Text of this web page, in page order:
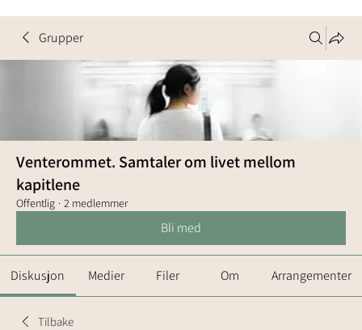
Grupper
Venterommet. Samtaler om livet mellom
kapitlene
Offentlig · 2 medlemmer
Bli med
Diskusjon Medier Filer Om Arrangementer
Tilbake